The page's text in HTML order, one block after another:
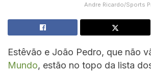
Andre Ricardo/Sports
Estêvão e João Pedro, que não
Mundo, estão no topo da lista